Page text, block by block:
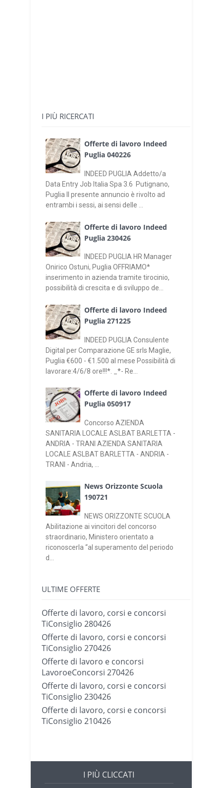
I PIÙ RICERCATI
Offerte di lavoro Indeed
Puglia 040226
INDEED PUGLIA Addetto/a
Data Entry Job Italia Spa 3.6 Putignano,
Puglia Il presente annuncio è rivolto ad
entrambi i sessi, ai sensi delle ...
Offerte di lavoro Indeed
Puglia 230426
INDEED PUGLIA HR Manager
Onirico Ostuni, Puglia OFFRIAMO*
inserimento in azienda tramite tirocinio,
possibilità di crescita e di sviluppo de...
Offerte di lavoro Indeed
Puglia 271225
INDEED PUGLIA Consulente
Digital per Comparazione GE srls Maglie,
Puglia €600 - €1.500 al mese Possibilità di
lavorare:4/6/8 ore!!!*. _*- Re...
Offerte di lavoro Indeed
Puglia 050917
Concorso AZIENDA
SANITARIA LOCALE ASLBAT BARLETTA -
ANDRIA - TRANI AZIENDA SANITARIA
LOCALE ASLBAT BARLETTA - ANDRIA -
TRANI - Andria, ...
News Orizzonte Scuola
190721
NEWS ORIZZONTE SCUOLA
Abilitazione ai vincitori del concorso
straordinario, Ministero orientato a
riconoscerla “al superamento del periodo
d...
ULTIME OFFERTE
Offerte di lavoro, corsi e concorsi
TiConsiglio 280426
Offerte di lavoro, corsi e concorsi
TiConsiglio 270426
Offerte di lavoro e concorsi
LavoroeConcorsi 270426
Offerte di lavoro, corsi e concorsi
TiConsiglio 230426
Offerte di lavoro, corsi e concorsi
TiConsiglio 210426
I PIÙ CLICCATI